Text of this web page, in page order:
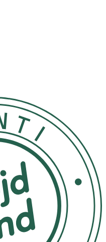
samtidigt som
unika egenskaper
gärna i tvättpåse,
och plantorkas.